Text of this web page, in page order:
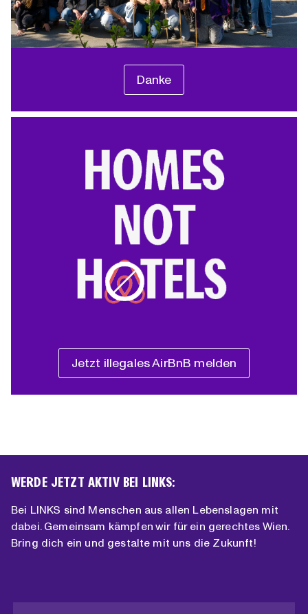
Danke
Jetzt illegales AirBnB melden
WERDE JETZT AKTIV BEI LINKS:
Bei LINKS sind Menschen aus allen Lebenslagen mit
dabei. Gemeinsam kämpfen wir für ein gerechtes Wien.
Bring dich ein und gestalte mit uns die Zukunft!